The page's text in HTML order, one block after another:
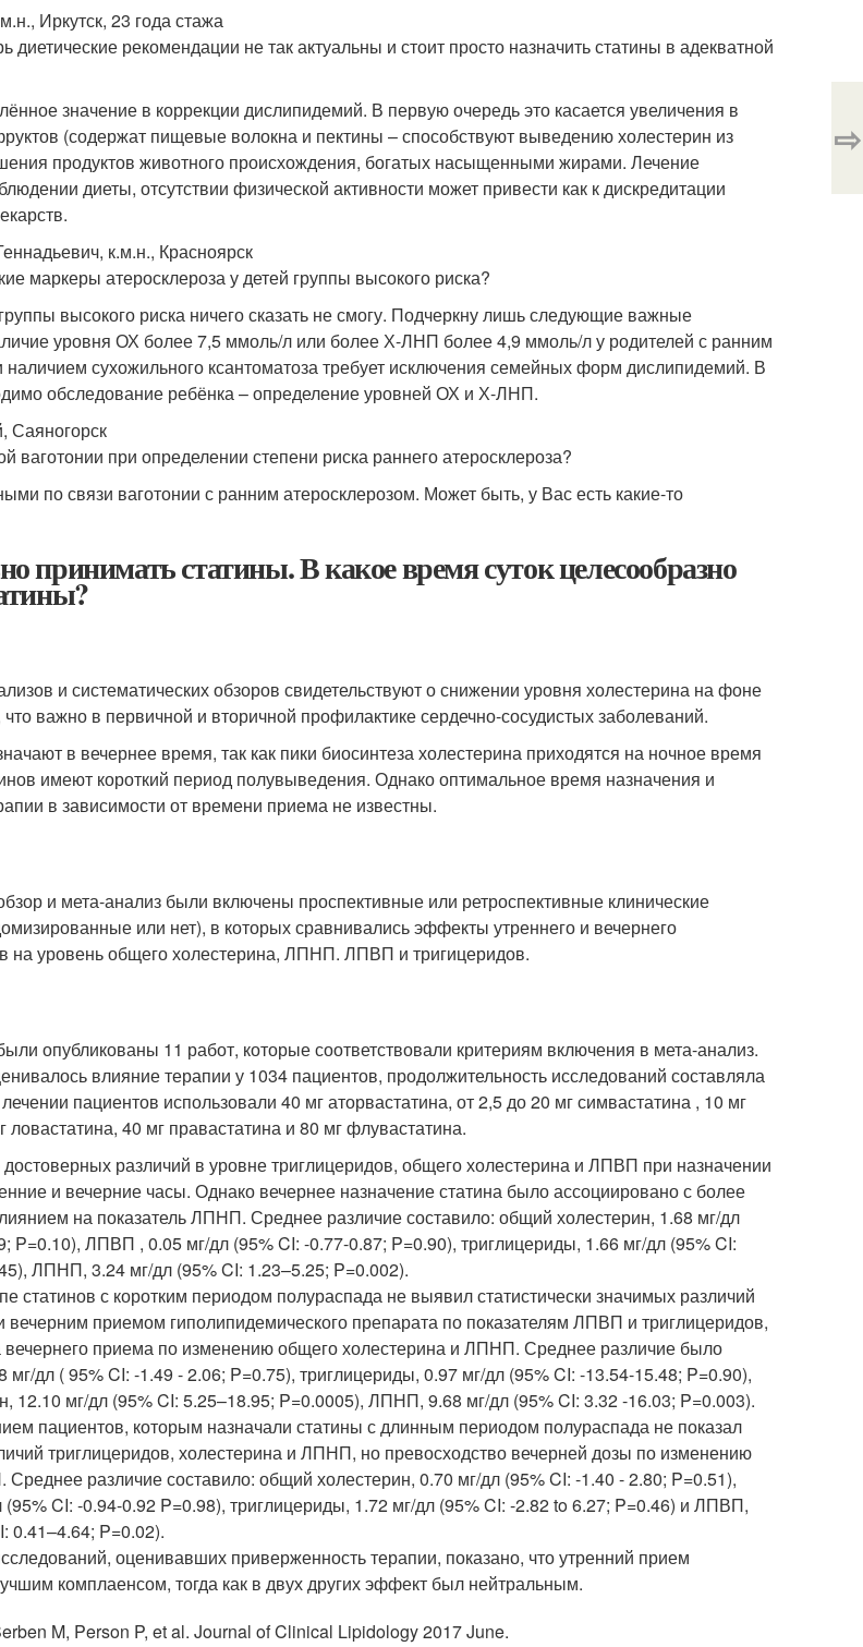
Иркутск, 23 года стажа
диетические рекомендации не так актуальны и стоит просто назначить статины в адекватной
значение в коррекции дислипидемий. В первую очередь это касается увеличения в
(содержат пищевые волокна и пектины – способствуют выведению холестерин из
продуктов животного происхождения, богатых насыщенными жирами. Лечение
диеты, отсутствии физической активности может привести как к дискредитации
к.м.н., Красноярск
маркеры атеросклероза у детей группы высокого риска?
высокого риска ничего сказать не смогу. Подчеркну лишь следующие важные
уровня ОХ более 7,5 ммоль/л или более Х-ЛНП более 4,9 ммоль/л у родителей с ранним
сухожильного ксантоматоза требует исключения семейных форм дислипидемий. В
обследование ребёнка – определение уровней ОХ и Х-ЛНП.
Саяногорск
ваготонии при определении степени риска раннего атеросклероза?
по связи ваготонии с ранним атеросклерозом. Может быть, у Вас есть какие-то
принимать статины. В какое время суток целесообразно
и систематических обзоров свидетельствуют о снижении уровня холестерина на фоне
важно в первичной и вторичной профилактике сердечно-сосудистых заболеваний.
в вечернее время, так как пики биосинтеза холестерина приходятся на ночное время
имеют короткий период полувыведения. Однако оптимальное время назначения и
в зависимости от времени приема не известны.
и мета-анализ были включены проспективные или ретроспективные клинические
или нет), в которых сравнивались эффекты утреннего и вечернего
на уровень общего холестерина, ЛПНП. ЛПВП и тригицеридов.
опубликованы 11 работ, которые соответствовали критериям включения в мета-анализ.
влияние терапии у 1034 пациентов, продолжительность исследований составляла
пациентов использовали 40 мг аторвастатина, от 2,5 до 20 мг симвастатина , 10 мг
ловастатина, 40 мг правастатина и 80 мг флувастатина.
различий в уровне триглицеридов, общего холестерина и ЛПВП при назначении
и вечерние часы. Однако вечернее назначение статина было ассоциировано с более
на показатель ЛПНП. Среднее различие составило: общий холестерин, 1.68 мг/дл
P=0.10), ЛПВП , 0.05 мг/дл (95% CI: -0.77-0.87; P=0.90), триглицериды, 1.66 мг/дл (95% CI:
ЛПНП, 3.24 мг/дл (95% CI: 1.23–5.25; P=0.002).
статинов с коротким периодом полураспада не выявил статистически значимых различий
вечерним приемом гиполипидемического препарата по показателям ЛПВП и триглицеридов,
приема по изменению общего холестерина и ЛПНП. Среднее различие было
дл ( 95% CI: -1.49 - 2.06; P=0.75), триглицериды, 0.97 мг/дл (95% CI: -13.54-15.48; P=0.90),
12.10 мг/дл (95% CI: 5.25–18.95; P=0.0005), ЛПНП, 9.68 мг/дл (95% CI: 3.32 -16.03; P=0.003).
пациентов, которым назначали статины с длинным периодом полураспада не показал
триглицеридов, холестерина и ЛПНП, но превосходство вечерней дозы по изменению
различие составило: общий холестерин, 0.70 мг/дл (95% CI: -1.40 - 2.80; P=0.51),
CI: -0.94-0.92 P=0.98), триглицериды, 1.72 мг/дл (95% CI: -2.82 to 6.27; P=0.46) и ЛПВП,
0.41–4.64; P=0.02).
оценивавших приверженность терапии, показано, что утренний прием
комплаенсом, тогда как в двух других эффект был нейтральным.
M, Person P, et al. Journal of Clinical Lipidology 2017 June.
⇨